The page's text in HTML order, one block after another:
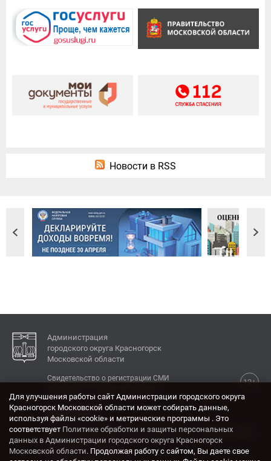
Новости в RSS
Администрация
городского округа Красногорск
Московской области
12+
Свидетельство о регистрации СМИ
КОНТАКТЫ
Адрес: 143404, Московская область, г. Красногорск,
ул. Ленина, дом 4.
Электронная почта:
Для улучшения работы сайт Администрации городского округа
Красногорск Московской области может собирать данные,
используя файлы «cookie» и метрические программы . Это
соответствует Политике обработки и защиты персональных
данных в Администрации городского округа Красногорск
Московской области. Продолжая работу с сайтом, Вы даете свое